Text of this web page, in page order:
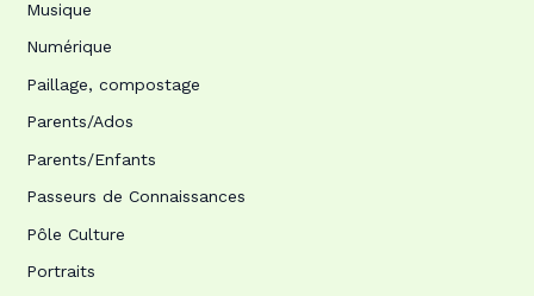
Musique
Numérique
Paillage, compostage
Parents/Ados
Parents/Enfants
Passeurs de Connaissances
Pôle Culture
Portraits